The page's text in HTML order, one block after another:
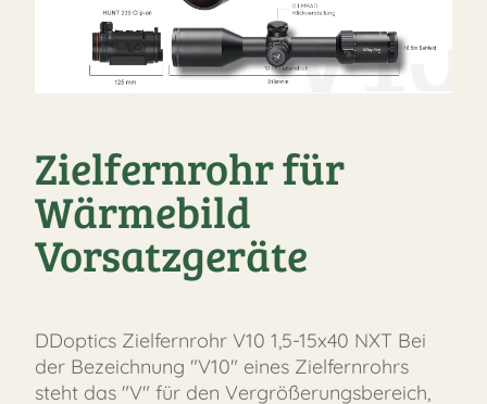
Zielfernrohr für
Wärmebild
Vorsatzgeräte
DDoptics Zielfernrohr V10 1,5-15x40 NXT Bei
der Bezeichnung "V10" eines Zielfernrohrs
steht das "V" für den Vergrößerungsbereich,